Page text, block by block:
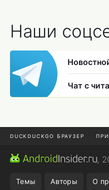
Наши
Чат с
DUCKDUCKGO БРАУЗЕР
ПРИЛОЖЕНИЯ ANDROID
,
Темы Авторы О